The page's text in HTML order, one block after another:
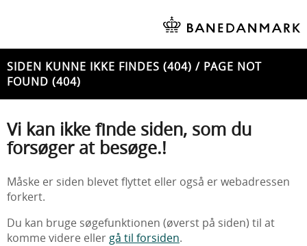
SIDEN KUNNE IKKE FINDES (404) / PAGE NOT
FOUND (404)
Vi kan ikke finde siden, som du
forsøger at besøge.!
Måske er siden blevet flyttet eller også er webadressen
forkert.
Du kan bruge søgefunktionen (øverst på siden) til at
komme videre eller gå til forsiden.